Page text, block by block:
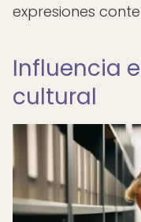
expresiones
Influencia
cultural